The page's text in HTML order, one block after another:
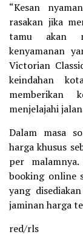
“Kesan
rasakan jika
tamu akan
kenyamanan
Victorian
keindahan
memberikan
menjelajahi
Dalam masa
harga khusus
per
booking online
yang
jaminan harga
red/rls